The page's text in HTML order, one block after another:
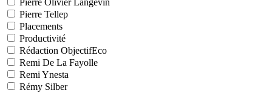
Pierre Olivier Langevin
Pierre Tellep
Placements
Productivité
Rédaction ObjectifEco
Remi De La Fayolle
Remi Ynesta
Rémy Silber